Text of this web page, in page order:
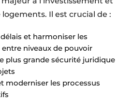
Il est crucial de :
et harmoniser les
niveaux de pouvoir
plus grande sécurité juridique
moderniser les processus